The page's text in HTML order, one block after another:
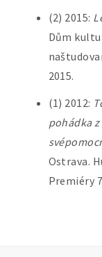
(2) 2015:
Dům
2015.
(1) 2012:
pohádka
Ostrava.
Premiéry